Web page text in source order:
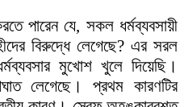
পারেন যে, সকল ধর্মব্যবসায়ী
বিরুদ্ধে লেগেছে? এর সরল
মুখোশ খুলে দিয়েছি।
লেগেছে। প্রথম কারণটির